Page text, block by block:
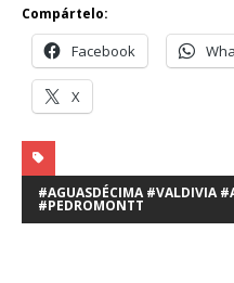
Compártelo:
Facebook
X
#AGUASDÉCIMA #VALDIVIA
#PEDROMONTT